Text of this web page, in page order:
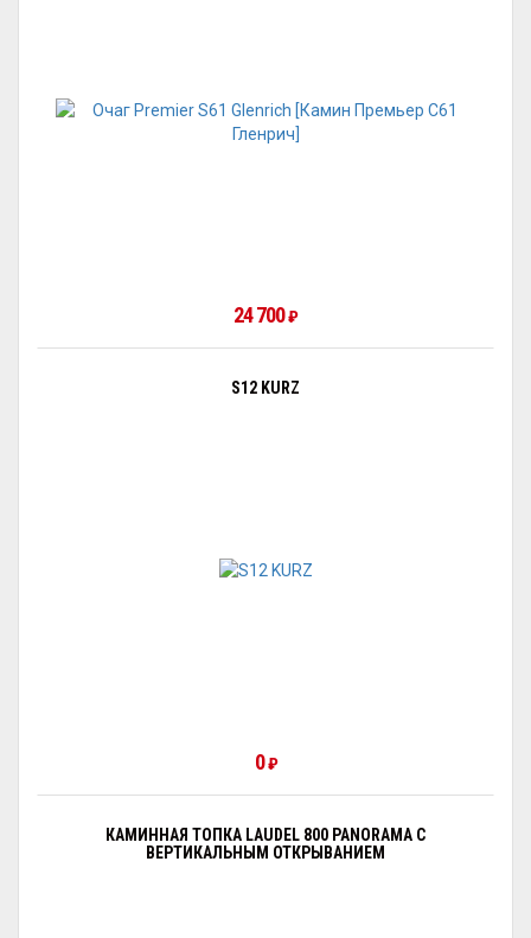
24 700₽
S12 KURZ
0₽
КАМИННАЯ ТОПКА LAUDEL 800 PANORAMA С
ВЕРТИКАЛЬНЫМ ОТКРЫВАНИЕМ